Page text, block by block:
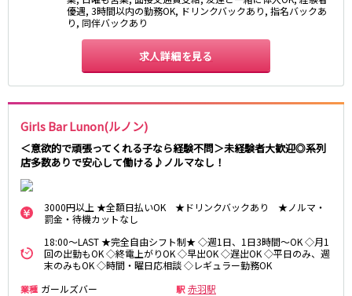
優遇, 3時間以内の勤務OK, ドリンクバックあり, 指名バックあ
り, 同伴バックあり
求人詳細を見る
Girls Bar Lunon(ルノン)
＜意欲的で頑張ってくれる子なら経験不問＞未経験者大歓迎◎系列
店多数ありで安心して働ける♪ノルマなし！
3000円以上 ★全額日払いOK ★ドリンクバックあり ★ノルマ・
罰金・待機カットなし
18:00～LAST ★完全自由シフト制★ ◇週1日、1日3時間～OK ◇月1
回の出勤もOK ◇終電上がりOK ◇早出OK ◇遅出OK ◇平日のみ、週
末のみもOK ◇時間・曜日応相談 ◇レギュラー勤務OK
業種 ガールズバー 駅 赤羽駅
JR東海道本線
川崎駅
藤沢駅
平塚駅
大船駅
品川駅
大磯駅
戸塚駅
辻堂駅
小田原駅
横浜駅
渋谷駅
武蔵小杉駅
自由が丘駅
代官山駅
新丸子駅
学芸大学駅
綱島駅
祐天寺駅